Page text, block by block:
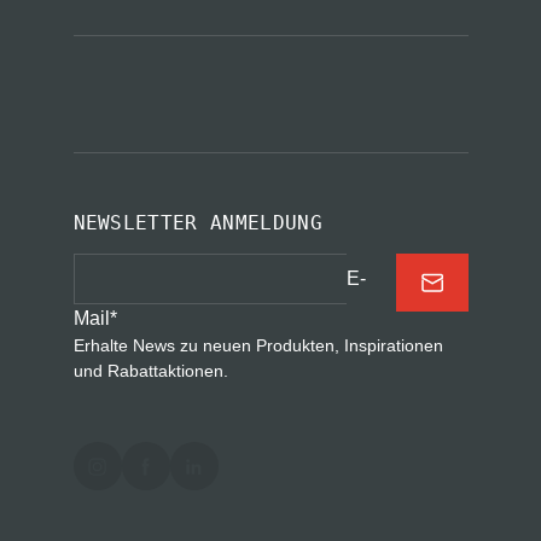
NEWSLETTER ANMELDUNG
E-
Mail *
Erhalte News zu neuen Produkten, Inspirationen
und Rabattaktionen.